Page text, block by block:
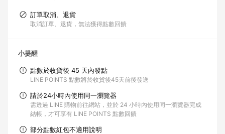
訂單取消、退貨
取消訂單、退貨，無法獲得點數回饋
小提醒
點數於收貨後 45 天內發點
LINE POINTS 點數將於收貨後45天前後發送
請於24小時內使用同一瀏覽器
需透過 LINE 購物前往網站，並於 24 小時內使用同一瀏覽器完成
結帳，才可享有 LINE POINTS 點數回饋
部分點數紅包不適用說明